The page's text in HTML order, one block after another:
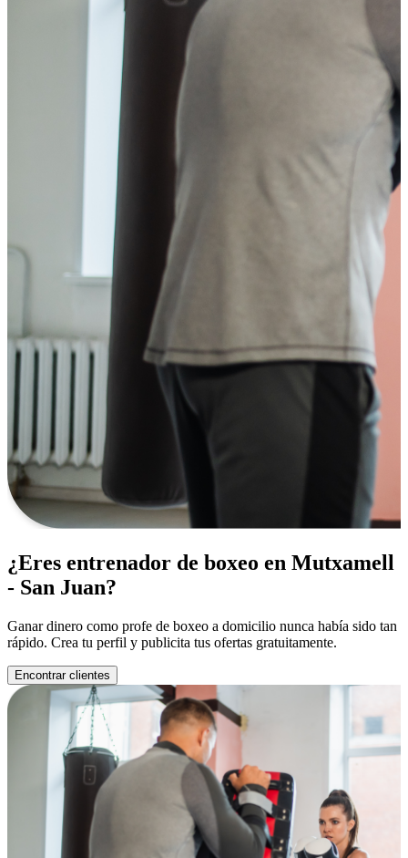
¿Eres entrenador de boxeo en Mutxamell
- San Juan?
Ganar dinero como profe de boxeo a domicilio nunca había sido tan
rápido. Crea tu perfil y publicita tus ofertas gratuitamente.
Encontrar clientes